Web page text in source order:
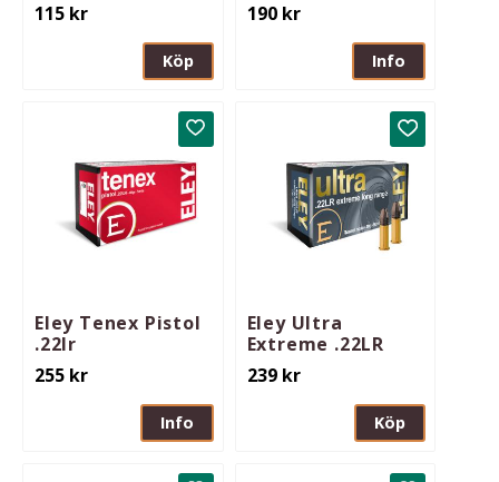
115 kr
Köp
190kr
Info
Eley Tenex Pistol
.22lr
255 kr
Lägg till i favoriter
Info
Eley Ultra
Extreme .22LR
239kr
Lägg till i
Köp